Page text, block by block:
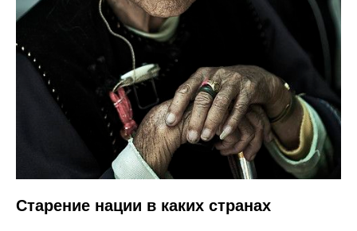
Старение нации в каких странах